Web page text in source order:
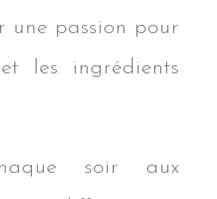
une passion pour
les ingrédients
soir aux